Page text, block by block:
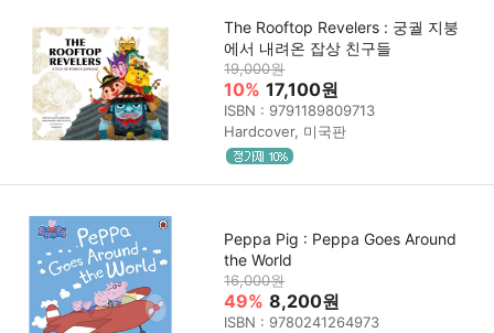
The Rooftop Revelers : 궁궐 지붕
에서 내려온 잡상 친구들
19,000원
10% 17,100원
ISBN : 9791189809713
Hardcover, 미국판
Peppa Pig : Peppa Goes Around
the World
16,000원
49% 8,200원
ISBN : 9780241264973